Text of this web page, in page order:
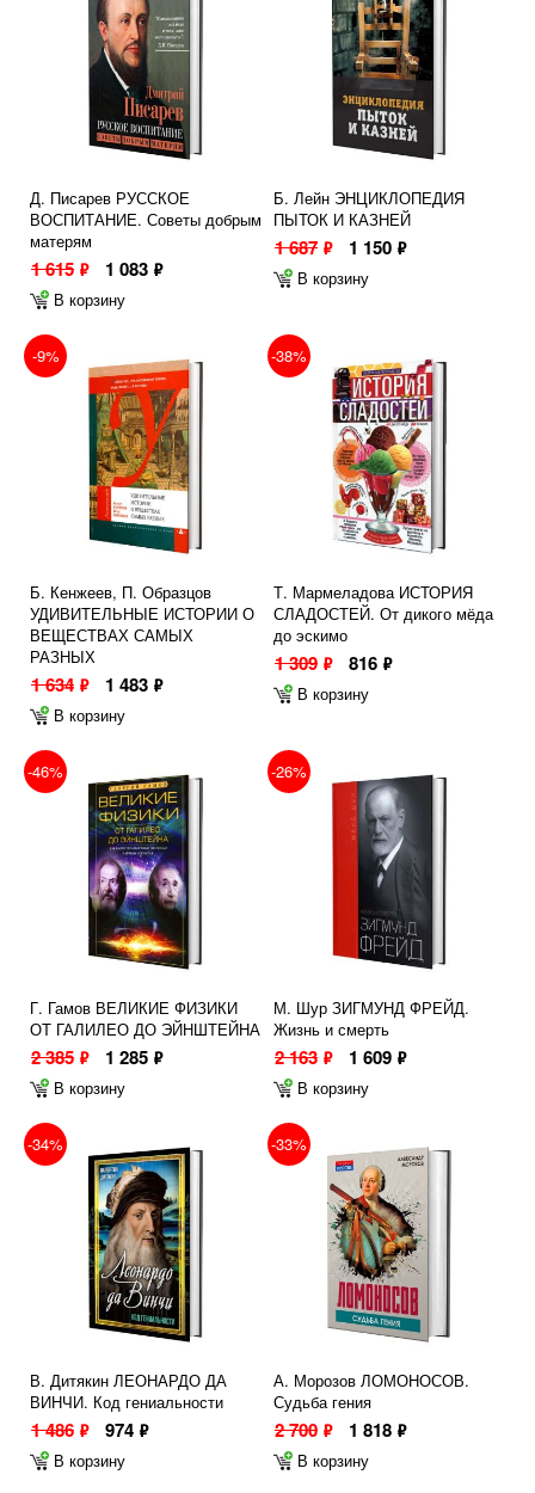
Д. Писарев РУССКОЕ
ВОСПИТАНИЕ. Советы добрым
матерям
1 615 ф 1 083 ф
В корзину
Б. Лейн ЭНЦИКЛОПЕДИЯ
ПЫТОК И КАЗНЕЙ
1 687 ф 1 150 ф
В корзину
-9%
Б. Кенжеев, П. Образцов
УДИВИТЕЛЬНЫЕ ИСТОРИИ О
ВЕЩЕСТВАХ САМЫХ
РАЗНЫХ
1 634 ф 1 483 ф
В корзину
-38%
Т. Мармеладова ИСТОРИЯ
СЛАДОСТЕЙ. От дикого мёда
до эскимо
1 309 ф 816 ф
В корзину
-46%
Г. Гамов ВЕЛИКИЕ ФИЗИКИ
ОТ ГАЛИЛЕО ДО ЭЙНШТЕЙНА
2 385 ф 1 285 ф
В корзину
-26%
М. Шур ЗИГМУНД ФРЕЙД.
Жизнь и смерть
2 163 ф 1 609 ф
В корзину
-34%
В. Дитякин ЛЕОНАРДО ДА
ВИНЧИ. Код гениальности
1 486 ф 974 ф
В корзину
-33%
А. Морозов ЛОМОНОСОВ.
Судьба гения
2 700 ф 1 818 ф
В корзину